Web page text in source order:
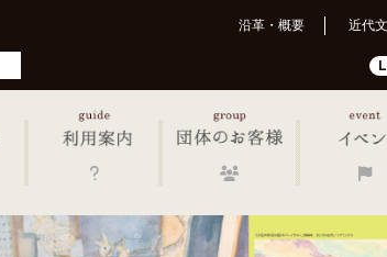
沿革・概要 近代